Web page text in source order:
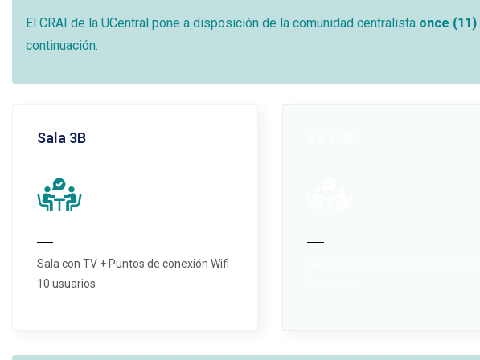
El CRAI de la UCentral pone a disposición de la comunidad centralista once (11)
continuación:
Sala 3B
Sala con TV + Puntos de conexión Wifi
10 usuarios